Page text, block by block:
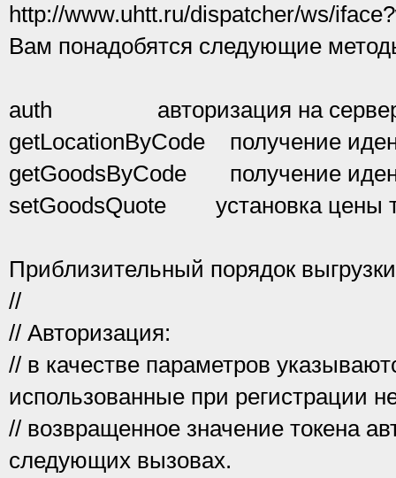
http://www.uhtt.ru/dispatcher/ws/
Вам понадобятся следующие
auth авторизация на
getLocationByCode получение
getGoodsByCode получение
setGoodsQuote установка цены
Приблизительный порядок
//
// Авторизация:
// в качестве параметров
использованные при регистрации
// возвращенное значение токена
следующих вызовах.